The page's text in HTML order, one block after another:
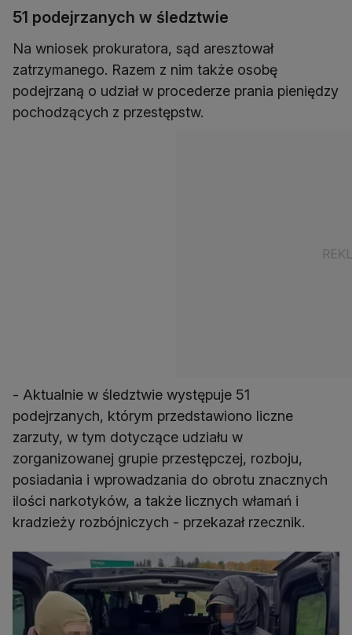
51 podejrzanych w śledztwie
Na wniosek prokuratora, sąd aresztował
zatrzymanego. Razem z nim także osobę
podejrzaną o udział w procederze prania pieniędzy
pochodzących z przestępstw.
- Aktualnie w śledztwie występuje 51
podejrzanych, którym przedstawiono liczne
zarzuty, w tym dotyczące udziału w
zorganizowanej grupie przestępczej, rozboju,
posiadania i wprowadzania do obrotu znacznych
ilości narkotyków, a także licznych włamań i
kradzieży rozbójniczych - przekazał rzecznik.